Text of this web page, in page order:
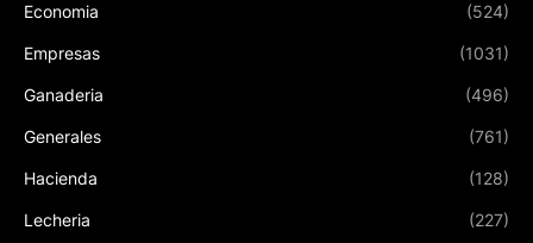
Economia (524)
Empresas (1031)
Ganaderia (496)
Generales (761)
Hacienda (128)
Lecheria (227)